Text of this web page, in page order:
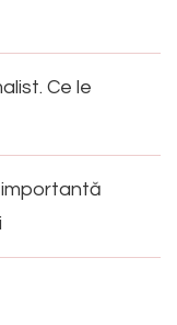
Ce le